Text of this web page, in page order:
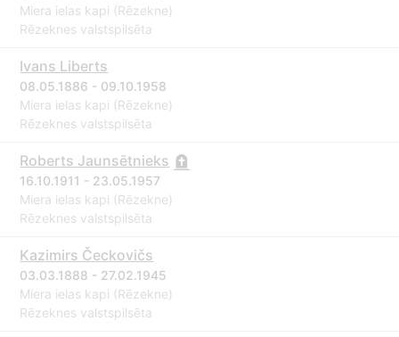
Miera ielas kapi (Rēzekne)
Rēzeknes valstspilsēta
Ivans Liberts
08.05.1886 - 09.10.1958
Miera ielas kapi (Rēzekne)
Rēzeknes valstspilsēta
Roberts Jaunsētnieks
16.10.1911 - 23.05.1957
Miera ielas kapi (Rēzekne)
Rēzeknes valstspilsēta
Kazimirs Čeckovičs
03.03.1888 - 27.02.1945
Miera ielas kapi (Rēzekne)
Rēzeknes valstspilsēta